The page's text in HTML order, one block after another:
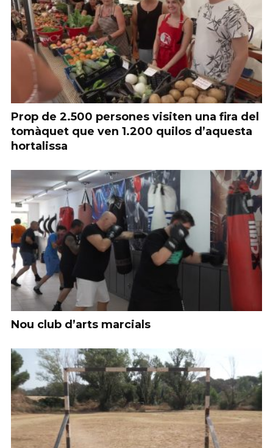
Prop de 2.500 persones visiten una fira del
tomàquet que ven 1.200 quilos d’aquesta
hortalissa
Nou club d’arts marcials